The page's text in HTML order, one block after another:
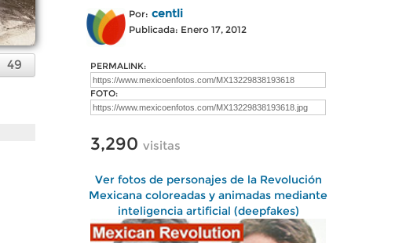
49
Por: centli
Publicada: Enero 17, 2012
PERMALINK:
FOTO:
3,290 visitas
Ver fotos de personajes de la Revolución
Mexicana coloreadas y animadas mediante
inteligencia artificial (deepfakes)